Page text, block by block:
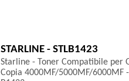
STARLINE - STLB1423
Starline - Toner Compatibile per
Copia 4000MF/5000MF/6000MF